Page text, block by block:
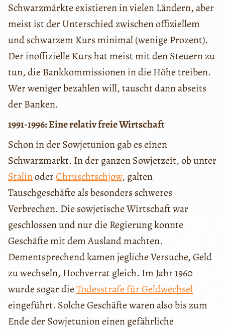
Schwarzmärkte existieren in vielen Ländern, aber
meist ist der Unterschied zwischen offiziellem
und schwarzem Kurs minimal (wenige Prozent).
Der inoffizielle Kurs hat meist mit den Steuern zu
tun, die Bankkommissionen in die Höhe treiben.
Wer weniger bezahlen will, tauscht dann abseits
der Banken.
1991-1996: Eine relativ freie Wirtschaft
Schon in der Sowjetunion gab es einen
Schwarzmarkt. In der ganzen Sowjetzeit, ob unter
StalinoderChruschtschjow, galten
Tauschgeschäfte als besonders schweres
Verbrechen. Die sowjetische Wirtschaft war
geschlossen und nur die Regierung konnte
Geschäfte mit dem Ausland machten.
Dementsprechend kamen jegliche Versuche, Geld
zu wechseln, Hochverrat gleich. Im Jahr 1960
wurde sogar dieTodesstrafe für Geldwechsel
eingeführt. Solche Geschäfte waren also bis zum
Ende der Sowjetunion einen gefährliche